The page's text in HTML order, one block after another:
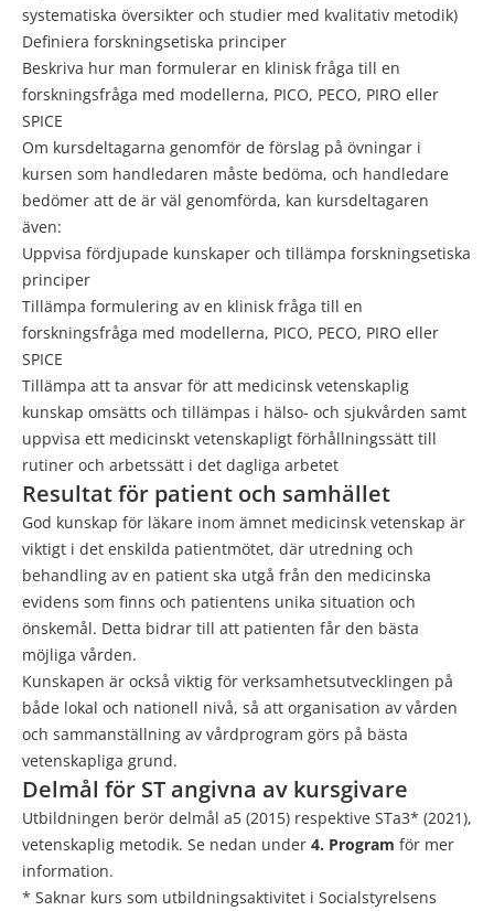
systematiska översikter och studier med kvalitativ metodik)
Definiera forskningsetiska principer
Beskriva hur man formulerar en klinisk fråga till en
forskningsfråga med modellerna, PICO, PECO, PIRO eller
SPICE
Om kursdeltagarna genomför de förslag på övningar i
kursen som handledaren måste bedöma, och handledare
bedömer att de är väl genomförda, kan kursdeltagaren
även:
Uppvisa fördjupade kunskaper och tillämpa forskningsetiska
principer
Tillämpa formulering av en klinisk fråga till en
forskningsfråga med modellerna, PICO, PECO, PIRO eller
SPICE
Tillämpa att ta ansvar för att medicinsk vetenskaplig
kunskap omsätts och tillämpas i hälso- och sjukvården samt
uppvisa ett medicinskt vetenskapligt förhållningssätt till
rutiner och arbetssätt i det dagliga arbetet
Resultat för patient och samhället
God kunskap för läkare inom ämnet medicinsk vetenskap är
viktigt i det enskilda patientmötet, där utredning och
behandling av en patient ska utgå från den medicinska
evidens som finns och patientens unika situation och
önskemål. Detta bidrar till att patienten får den bästa
möjliga vården.
Kunskapen är också viktig för verksamhetsutvecklingen på
både lokal och nationell nivå, så att organisation av vården
och sammanställning av vårdprogram görs på bästa
vetenskapliga grund.
Delmål för ST angivna av kursgivare
Utbildningen berör delmål a5 (2015) respektive STa3* (2021),
vetenskaplig metodik. Se nedan under 4. Program för mer
information.
* Saknar kurs som utbildningsaktivitet i Socialstyrelsens